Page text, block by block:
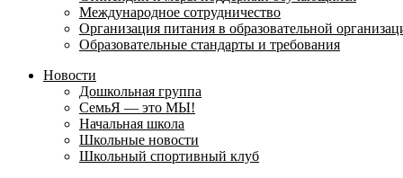
Международное сотрудничество
Организация питания в образовательной
Образовательные стандарты и требования
Новости
Дошкольная группа
СемьЯ — это МЫ!
Начальная школа
Школьные новости
Школьный спортивный клуб